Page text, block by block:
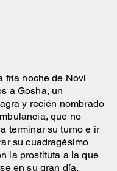
fría noche de Novi
a Gosha, un
y recién nombrado
que no
terminar su turno e ir
su cuadragésimo
la prostituta a la que
en su gran día.